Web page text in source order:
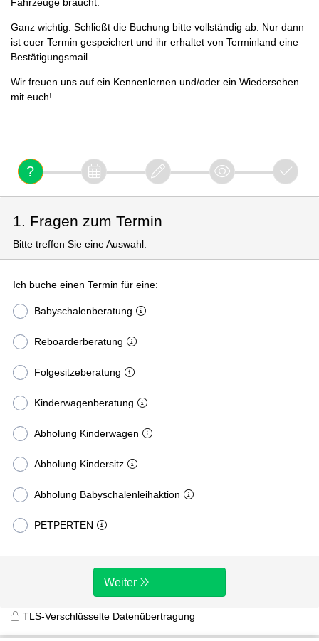
Ganz wichtig: Schließt die Buchung bitte vollständig ab. Nur dann
ist euer Termin gespeichert und ihr erhaltet von Terminland eine
Bestätigungsmail.
Wir freuen uns auf ein Kennenlernen und/oder ein Wiedersehen
mit euch!
1. Fragen zum Termin
Bitte treffen Sie eine Auswahl:
Ich buche einen Termin für eine:
Babyschalenberatung
Reboarderberatung
Folgesitzeberatung
Kinderwagenberatung
Abholung Kinderwagen
Abholung Kindersitz
Abholung Babyschalenleihaktion
PETPERTEN
Weiter
TLS-Verschlüsselte Datenübertragung